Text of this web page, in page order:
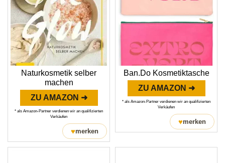
Naturkosmetik selber
machen
ZU AMAZON ➜
* als Amazon-Partner verdienen wir an qualifizierten
Verkäufen
♥merken
Ban.Do Kosmetiktasche
ZU AMAZON ➜
* als Amazon-Partner verdienen wir an qualifizierten
Verkäufen
♥merken